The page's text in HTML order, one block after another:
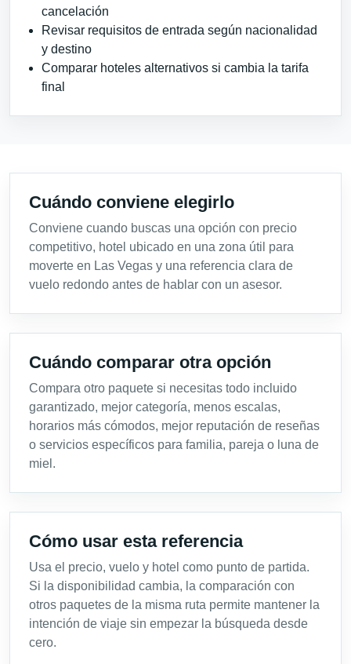
cancelación
Revisar requisitos de entrada según nacionalidad
y destino
Comparar hoteles alternativos si cambia la tarifa
final
Cuándo conviene elegirlo
Conviene cuando buscas una opción con precio
competitivo, hotel ubicado en una zona útil para
moverte en Las Vegas y una referencia clara de
vuelo redondo antes de hablar con un asesor.
Cuándo comparar otra opción
Compara otro paquete si necesitas todo incluido
garantizado, mejor categoría, menos escalas,
horarios más cómodos, mejor reputación de reseñas
o servicios específicos para familia, pareja o luna de
miel.
Cómo usar esta referencia
Usa el precio, vuelo y hotel como punto de partida.
Si la disponibilidad cambia, la comparación con
otros paquetes de la misma ruta permite mantener la
intención de viaje sin empezar la búsqueda desde
cero.